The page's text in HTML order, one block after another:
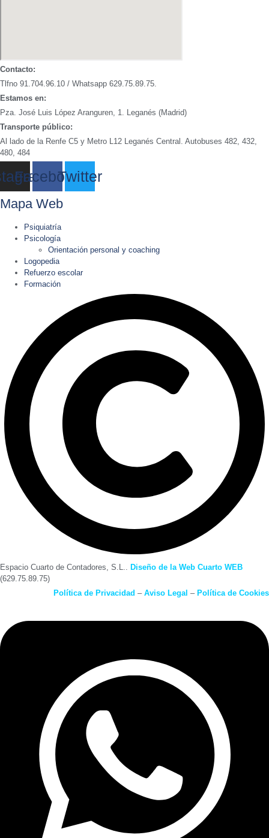
Contacto:
Tlfno 91.704.96.10 / Whatsapp 629.75.89.75.
Estamos en:
Pza. José Luis López Aranguren, 1. Leganés (Madrid)
Transporte público:
Al lado de la Renfe C5 y Metro L12 Leganés Central. Autobuses 482, 432,
480, 484
FacebookTwitter
Mapa Web
Psiquiatría
Psicología
Orientación personal y coaching
Logopedia
Refuerzo escolar
Formación
Espacio Cuarto de Contadores, S.L.. Diseño de la Web Cuarto WEB
(629.75.89.75)
Política de Privacidad – Aviso Legal – Política de Cookies